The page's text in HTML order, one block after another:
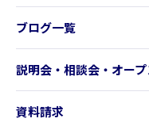
ブログ一覧
説明会・相談会・オー
資料請求